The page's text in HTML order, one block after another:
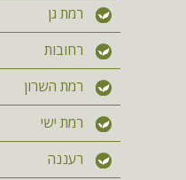
רמת גן
רחובות
רמת השרון
רמת ישי
רעננה